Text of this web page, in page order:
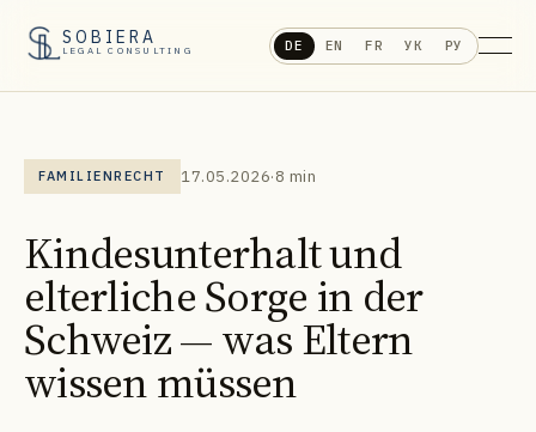
SOBIERA
LEGAL CONSULTING DE EN FR УК РУ
FAMILIENRECHT 17.05.2026·8 min
Kindesunterhalt und
elterliche Sorge in der
Schweiz — was Eltern
wissen müssen